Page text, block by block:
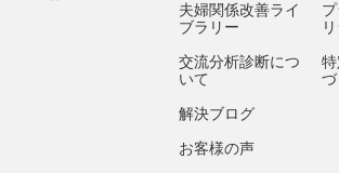
夫婦関係改善ライ
ブラリー
交流分析診断につ
いて
解決ブログ
お客様の声